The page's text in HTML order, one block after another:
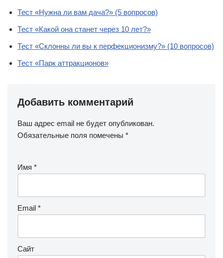
Тест «Нужна ли вам дача?» (5 вопросов)
Тест «Какой она станет через 10 лет?»
Тест «Склонны ли вы к перфекционизму?» (10 вопросов)
Тест «Парк аттракционов»
Добавить комментарий
Ваш адрес email не будет опубликован.
Обязательные поля помечены *
Имя *
Email *
Сайт